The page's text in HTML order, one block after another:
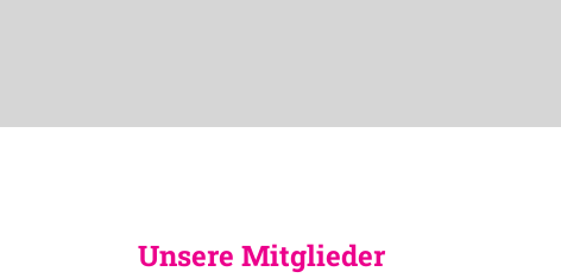
Unsere Mitglieder